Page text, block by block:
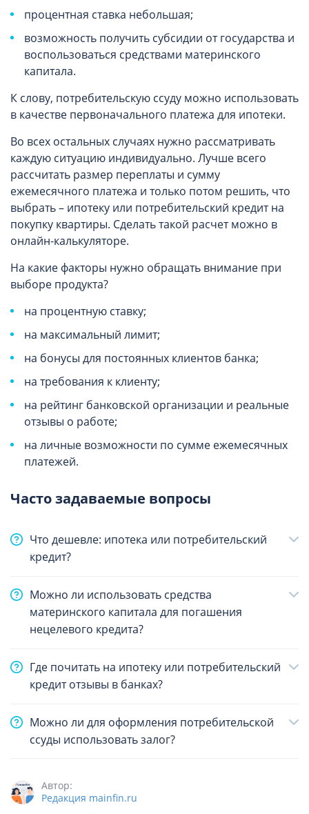
процентная ставка небольшая;
возможность получить субсидии от государства и
воспользоваться средствами материнского
капитала.
К слову, потребительскую ссуду можно использовать
в качестве первоначального платежа для ипотеки.
Во всех остальных случаях нужно рассматривать
каждую ситуацию индивидуально. Лучше всего
рассчитать размер переплаты и сумму
ежемесячного платежа и только потом решить, что
выбрать – ипотеку или потребительский кредит на
покупку квартиры. Сделать такой расчет можно в
онлайн-калькуляторе.
На какие факторы нужно обращать внимание при
выборе продукта?
на процентную ставку;
на максимальный лимит;
на бонусы для постоянных клиентов банка;
на требования к клиенту;
на рейтинг банковской организации и реальные
отзывы о работе;
на личные возможности по сумме ежемесячных
платежей.
Часто задаваемые вопросы
Что дешевле: ипотека или потребительский
кредит?
Можно ли использовать средства
материнского капитала для погашения
нецелевого кредита?
Где почитать на ипотеку или потребительский
кредит отзывы в банках?
Можно ли для оформления потребительской
ссуды использовать залог?
Автор:
Редакция mainfin.ru